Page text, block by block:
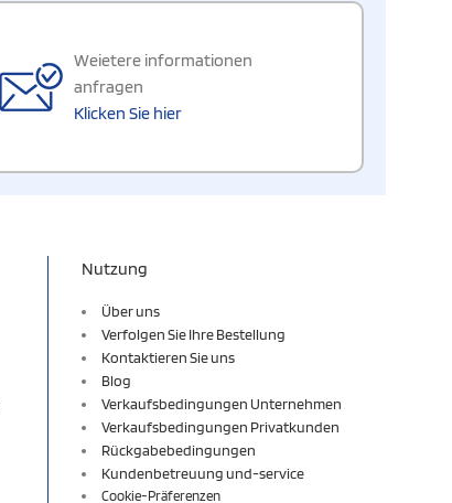
Weietere informationen
anfragen
Klicken Sie hier
Nutzung
Über uns
Verfolgen Sie Ihre Bestellung
Kontaktieren Sie uns
Blog
Verkaufsbedingungen Unternehmen
Verkaufsbedingungen Privatkunden
Rückgabebedingungen
Kundenbetreuung und-service
Cookie-Präferenzen